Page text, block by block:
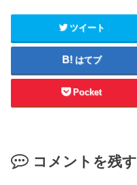
ツイート
はてブ
Pocket
コメントを残す